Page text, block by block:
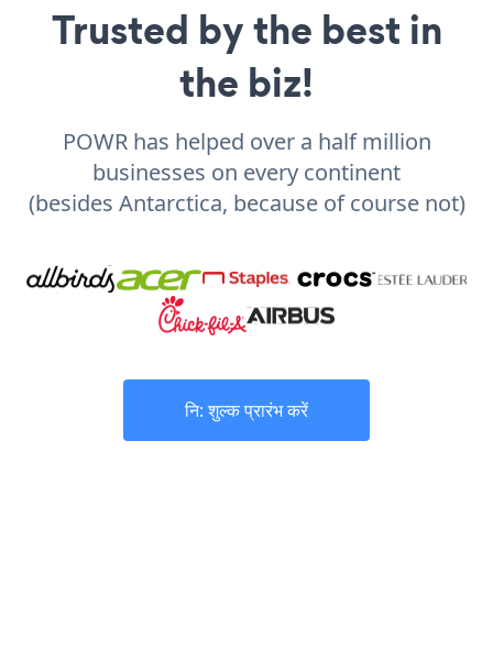
Trusted by the best in
the biz!
POWR has helped over a half million
businesses on every continent
(besides Antarctica, because of course not)
नि: शुल्क प्रारंभ करें